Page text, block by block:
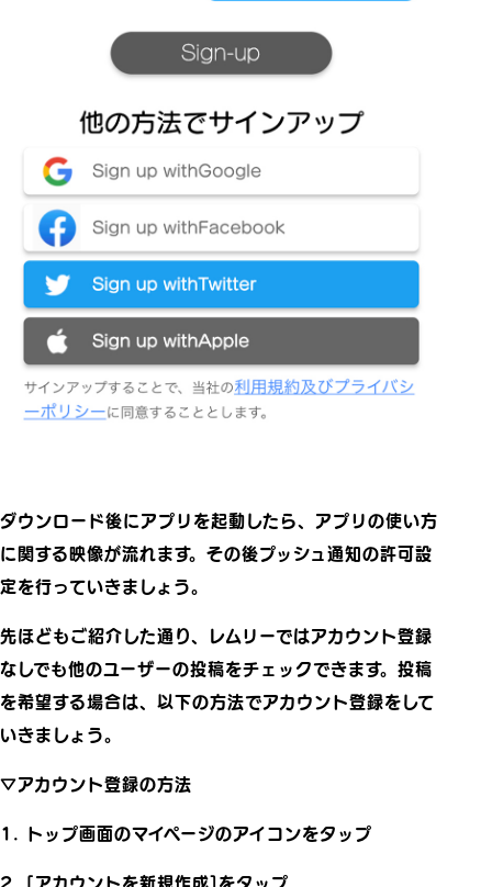
ダウンロード後にアプリを起動したら、アプリの使い方
に関する映像が流れます。その後プッシュ通知の許可設
定を行っていきましょう。
先ほどもご紹介した通り、レムリーではアカウント登録
なしでも他のユーザーの投稿をチェックできます。投稿
を希望する場合は、以下の方法でアカウント登録をして
いきましょう。
▽アカウント登録の方法
1. トップ画面のマイページのアイコンをタップ
2. [アカウントを新規作成]をタップ